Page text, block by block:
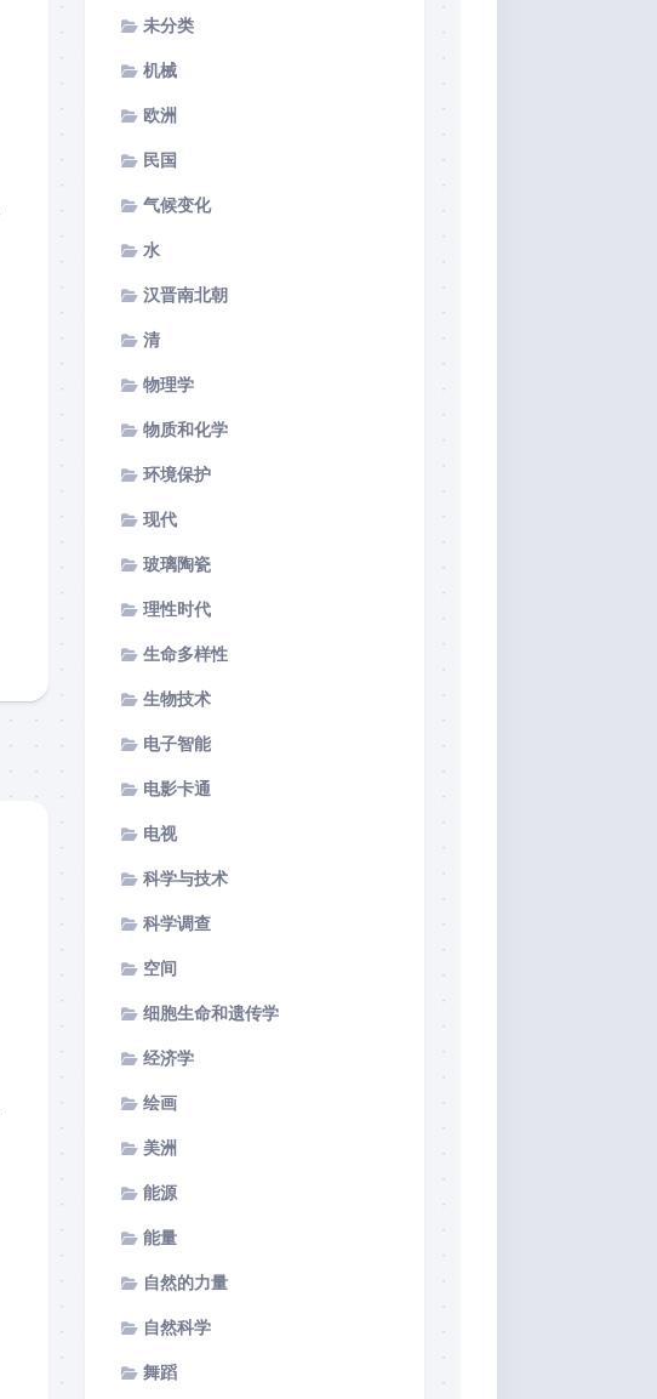
未分类
机械
欧洲
民国
气候变化
水
汉晋南北朝
清
物理学
物质和化学
环境保护
现代
玻璃陶瓷
理性时代
生命多样性
生物技术
电子智能
电影卡通
电视
科学与技术
科学调查
空间
细胞生命和遗传学
经济学
绘画
美洲
能源
能量
自然的力量
自然科学
舞蹈